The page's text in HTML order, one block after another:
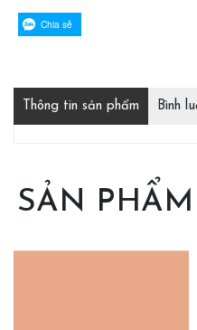
Chia sẻ
Thông tin sản phẩm Bình
SẢN